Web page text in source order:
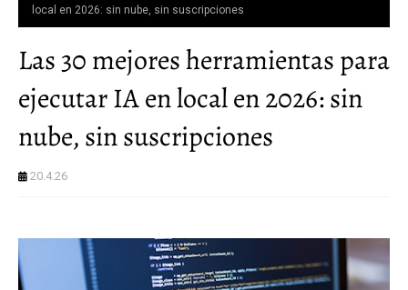
local en 2026: sin nube, sin suscripciones
Las 30 mejores herramientas para
ejecutar IA en local en 2026: sin
nube, sin suscripciones
20.4.26